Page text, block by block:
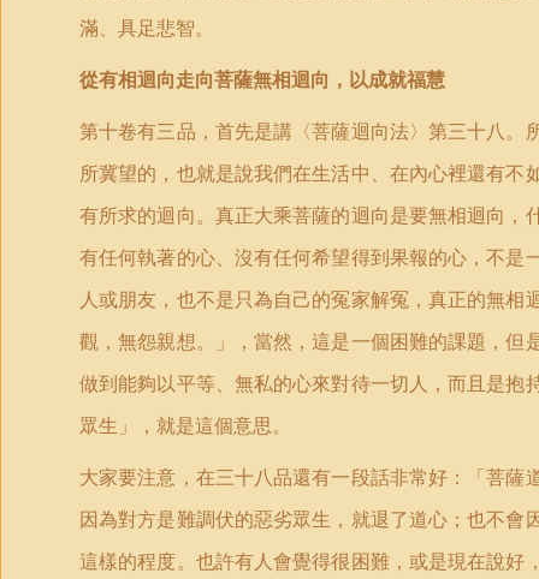
滿、具足悲智。
從有相迴向走向菩薩無相迴向，以成就福慧
第十卷有三品，首先是講〈菩薩迴向法〉第三十八
所冀望的，也就是說我們在生活中、在內心裡還有
有所求的迴向。真正大乘菩薩的迴向是要無相迴向
有任何執著的心、沒有任何希望得到果報的心，不
人或朋友，也不是只為自己的冤家解冤，真正的無
觀，無怨親想。」，當然，這是一個困難的課題，
做到能夠以平等、無私的心來對待一切人，而且是
眾生」，就是這個意思。
大家要注意，在三十八品還有一段話非常好：「菩
因為對方是難調伏的惡劣眾生，就退了道心；也不
這樣的程度。也許有人會覺得很困難，或是現在說